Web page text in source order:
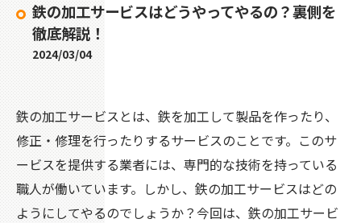
鉄の加工サービスはどうやってやるの？裏側を
徹底解説！
2024/03/04
鉄の加工サービスとは、鉄を加工して製品を作ったり、
修正・修理を行ったりするサービスのことです。このサ
ービスを提供する業者には、専門的な技術を持っている
職人が働いています。しかし、鉄の加工サービスはどの
ようにしてやるのでしょうか？今回は、鉄の加工サービ